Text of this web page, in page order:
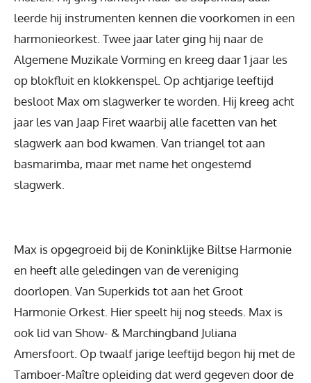
leerde hij instrumenten kennen die voorkomen in een
harmonieorkest. Twee jaar later ging hij naar de
Algemene Muzikale Vorming en kreeg daar 1 jaar les
op blokfluit en klokkenspel. Op achtjarige leeftijd
besloot Max om slagwerker te worden. Hij kreeg acht
jaar les van Jaap Firet waarbij alle facetten van het
slagwerk aan bod kwamen. Van triangel tot aan
basmarimba, maar met name het ongestemd
slagwerk.
Max is opgegroeid bij de Koninklijke Biltse Harmonie
en heeft alle geledingen van de vereniging
doorlopen. Van Superkids tot aan het Groot
Harmonie Orkest. Hier speelt hij nog steeds. Max is
ook lid van Show- & Marchingband Juliana
Amersfoort. Op twaalf jarige leeftijd begon hij met de
Tamboer-Maître opleiding dat werd gegeven door de